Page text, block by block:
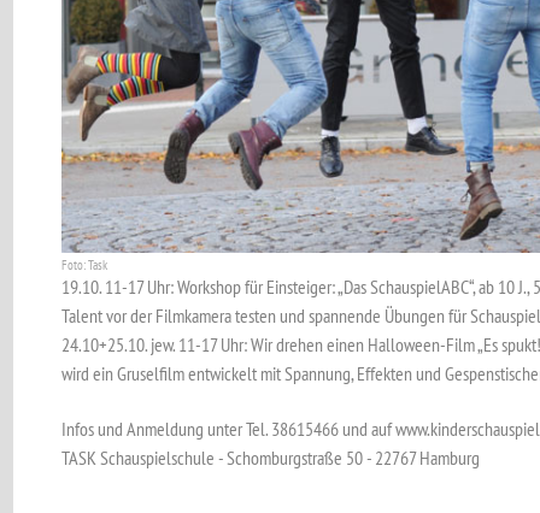
Foto: Task
19.10. 11-17 Uhr: Workshop für Einsteiger: „Das SchauspielABC“, ab 10
Talent vor der Filmkamera testen und spannende Übungen für
24.10+25.10. jew. 11-17 Uhr: Wir drehen einen Halloween-Film „Es
wird ein Gruselfilm entwickelt mit Spannung, Effekten und
Infos und Anmeldung unter Tel. 38615466 und auf
TASK Schauspielschule - Schomburgstraße 50 - 22767 Hamburg